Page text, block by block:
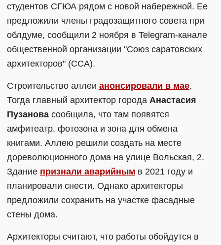
студентов СГЮА рядом с новой набережной. Ее
предложили члены градозащитного совета при
облдуме, сообщили 2 ноября в Telegram-канале
общественной организации "Союз саратовских
архитекторов" (ССА).
Строительство аллеи анонсировали в мае.
Тогда главный архитектор города Анастасия
Пузанова сообщила, что там появятся
амфитеатр, фотозона и зона для обмена
книгами. Аллею решили создать на месте
дореволюционного дома на улице Вольская, 2.
Здание признали аварийным в 2021 году и
планировали снести. Однако архитекторы
предложили сохранить на участке фасадные
стены дома.
Архитекторы считают, что работы обойдутся в